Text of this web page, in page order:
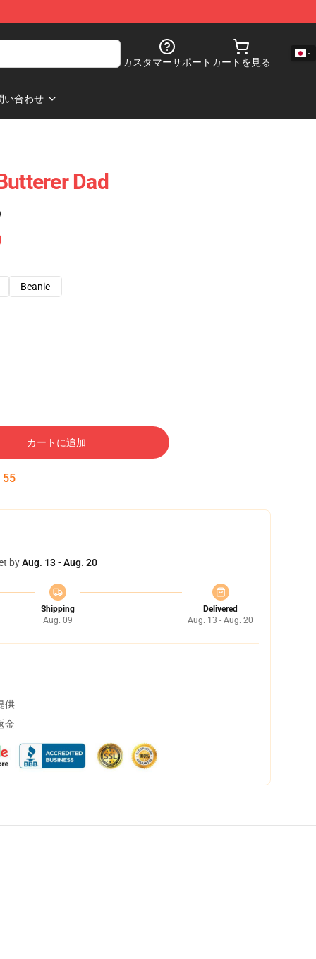
カスタマーサポート カートを見る
い合わせ
Dad
Beanie
カートに追加
54
byAug. 13 - Aug. 20
Shipping
Aug. 09
Delivered
Aug. 13 - Aug. 20
供
金